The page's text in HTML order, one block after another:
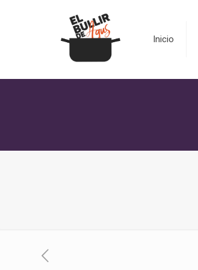
Inicio